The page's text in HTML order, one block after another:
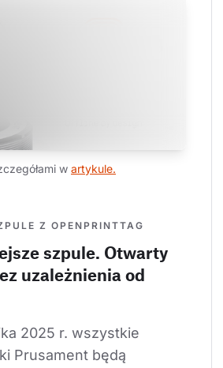
w artykule.
Z OPENPRINTTAG
szpule. Otwarty
uzależnienia od
2025 r. wszystkie
Prusament będą